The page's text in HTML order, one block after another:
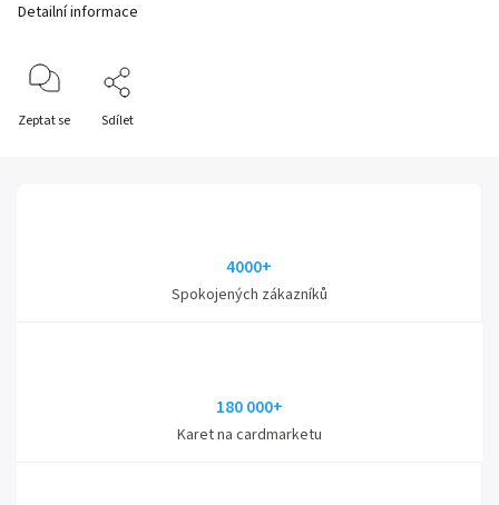
Detailní informace
Zeptat se Sdílet
4000+
Spokojených zákazníků
180 000+
Karet na cardmarketu